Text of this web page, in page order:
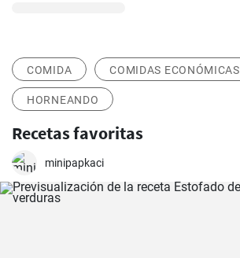
COMIDA COMIDAS ECONÓMICAS
HORNEANDO
Recetas favoritas
minipapkaci